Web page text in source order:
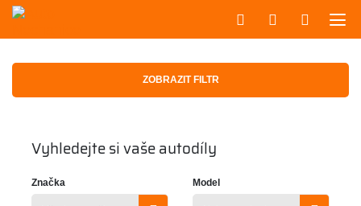
ZOBRAZIT FILTR
Vyhledejte si vaše autodíly
Značka Model